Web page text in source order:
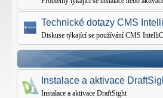
Technické dotazy CMS
Diskuse týkající se používání CMS
Instalace a aktivace
Instalace a aktivace DraftSight